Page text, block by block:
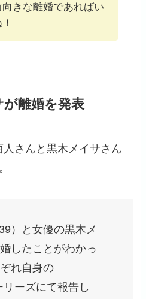
きな離婚であればい
離婚を発表
さんと黒木メイサさん
）と女優の黒木メ
したことがわかっ
れ自身の
ーズにて報告し